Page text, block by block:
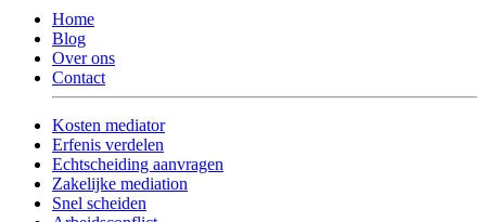
Home
Blog
Over ons
Contact
Kosten mediator
Erfenis verdelen
Echtscheiding aanvragen
Zakelijke mediation
Snel scheiden